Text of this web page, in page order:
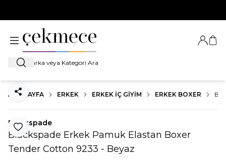
Ara
Giriş
ANA SAYFA ERKEK ERKEK İÇ GIYIM ERKEK BOXER
Favoriye Ekle
Paylaş
Blackspade
Blackspade Erkek Pamuk Elastan Boxer
Tender Cotton 9233 - Beyaz